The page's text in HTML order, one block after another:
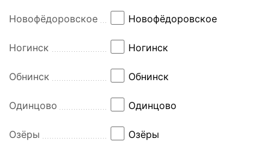
Новофёдоровское Новофёдоровское
Ногинск Ногинск
Обнинск Обнинск
Одинцово Одинцово
Озёры Озёры